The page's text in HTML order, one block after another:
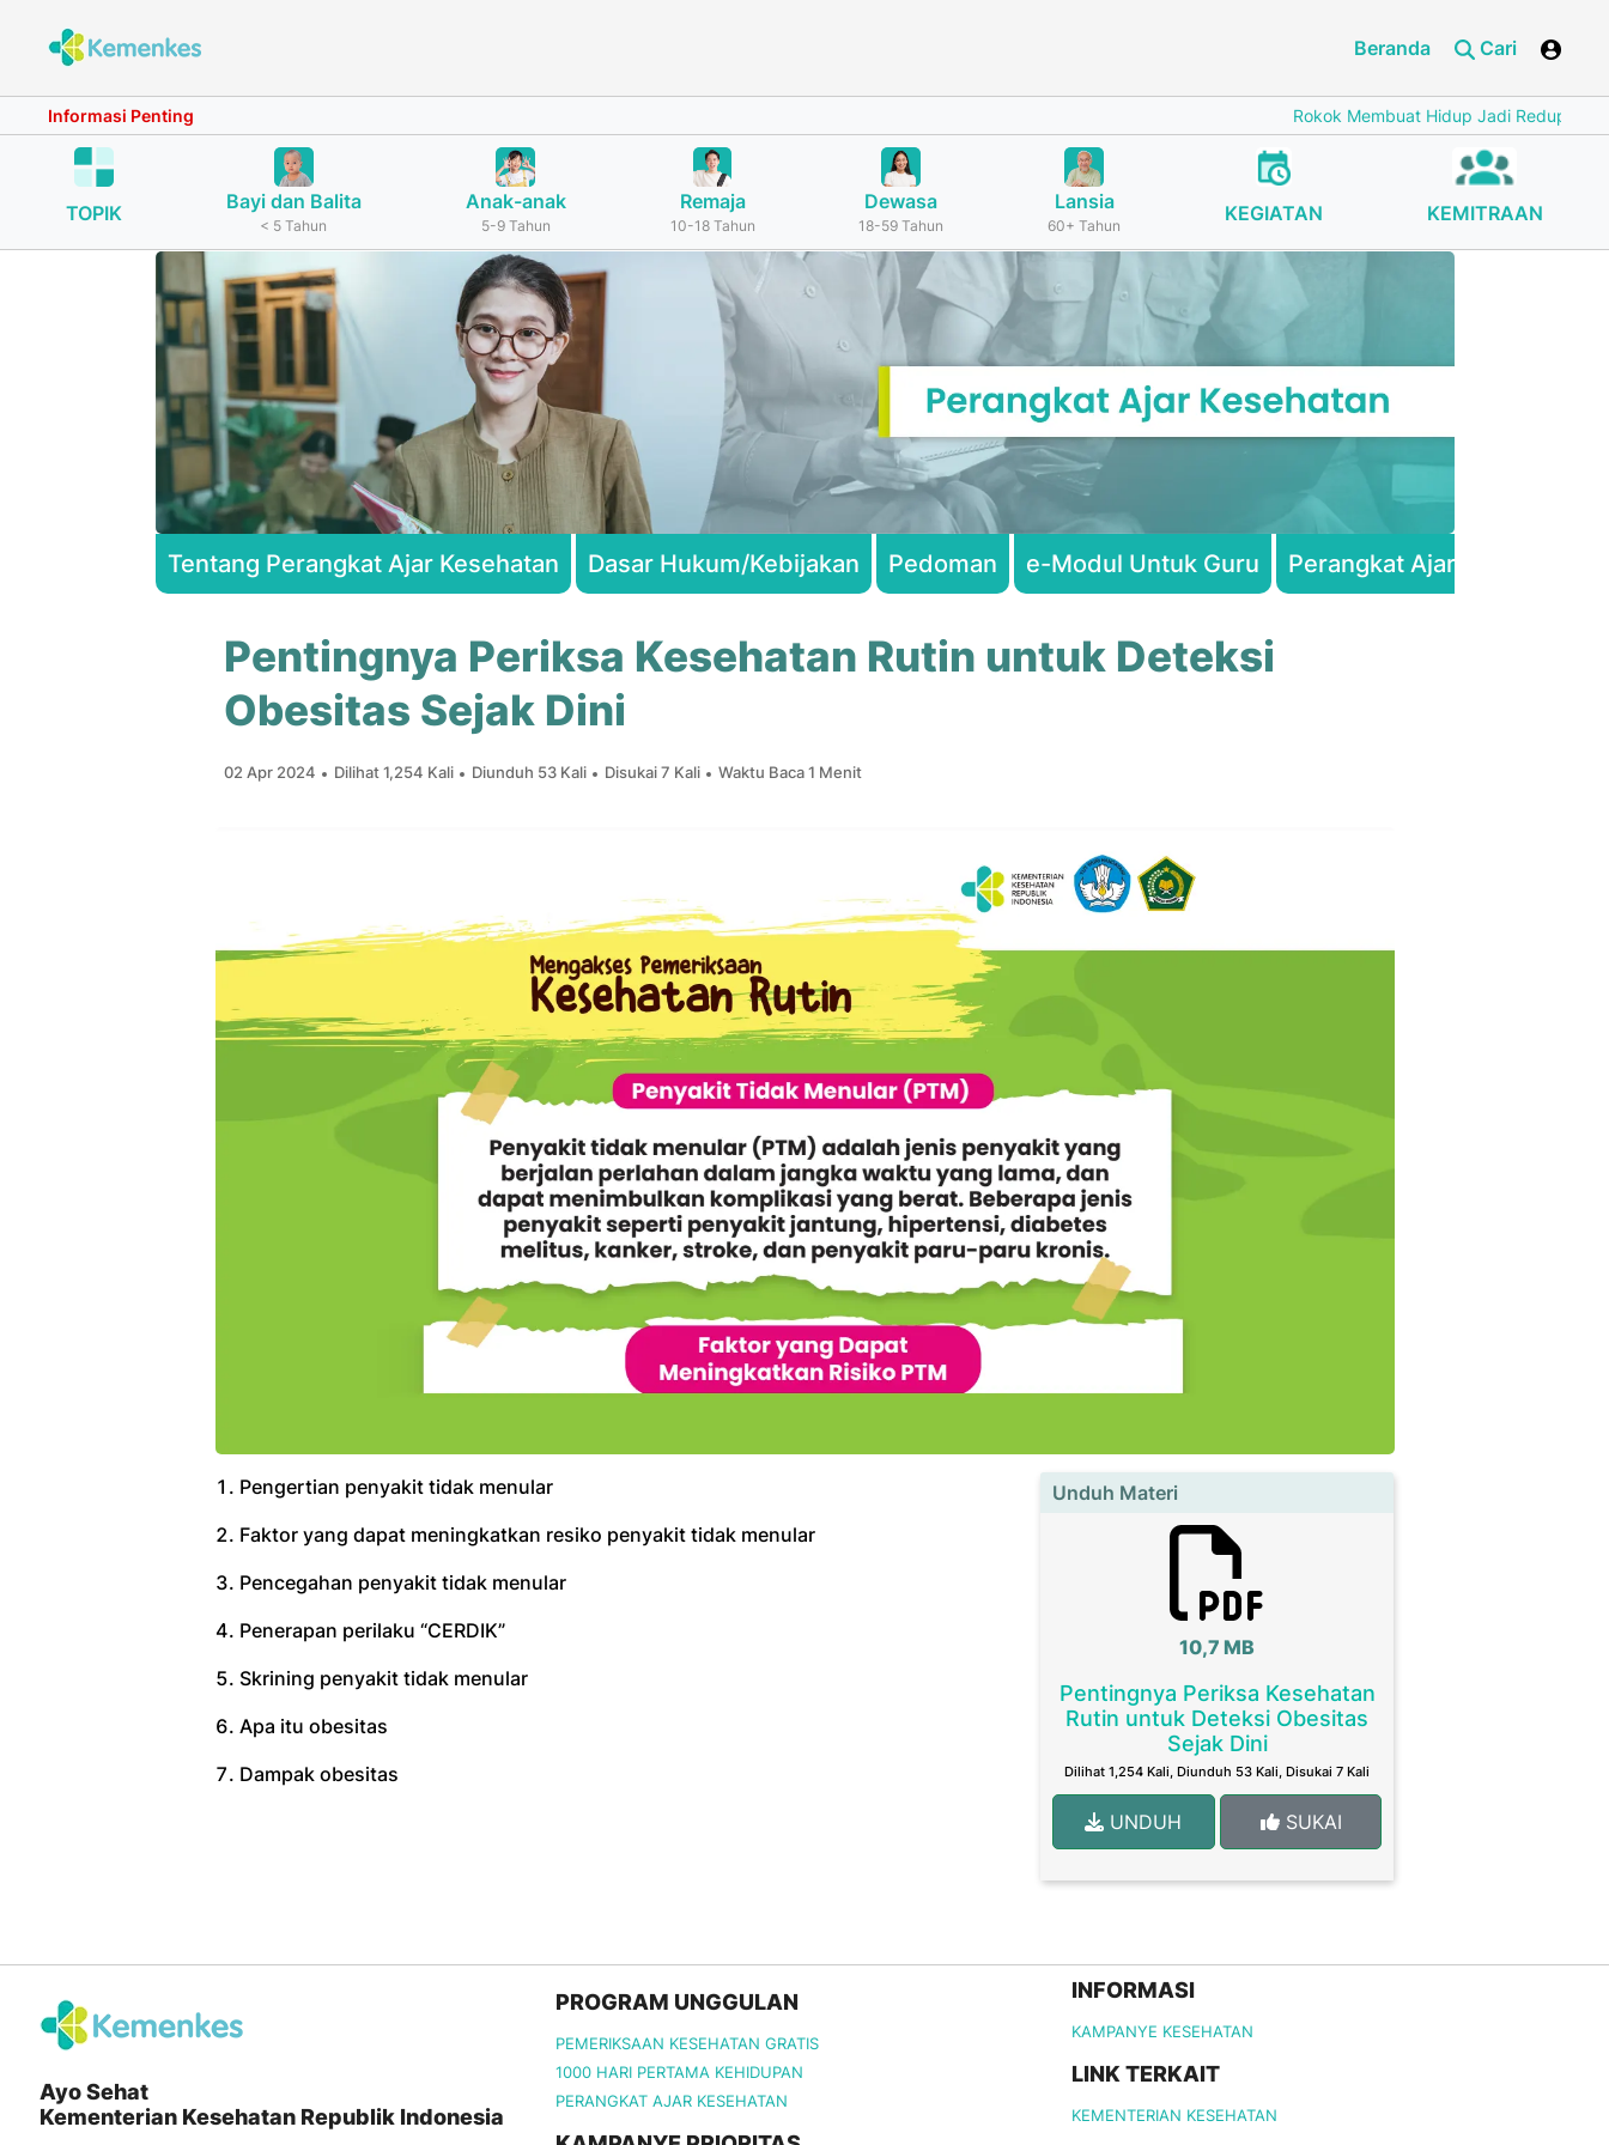
Beranda Cari
Informasi Penting Rokok Membuat Hidup Jadi Redup Cegah
TOPIK Bayi dan Balita
< 5 Tahun
Anak-anak
5-9 Tahun
Remaja
10-18 Tahun
Dewasa
18-59 Tahun
Lansia
60+ Tahun
KEGIATAN KEMITRAAN
Tentang Perangkat Ajar Kesehatan Dasar Hukum/Kebijakan Pedoman e-Modul Untuk Guru Perangkat Ajar Kesehatan
Pentingnya Periksa Kesehatan Rutin untuk Deteksi
Obesitas Sejak Dini
02 Apr 2024 Dilihat 1,254 Kali Diunduh 53 Kali Disukai 7 Kali Waktu Baca 1 Menit
Pengertian penyakit tidak menular
Faktor yang dapat meningkatkan resiko penyakit tidak menular
Pencegahan penyakit tidak menular
Penerapan perilaku “CERDIK”
Skrining penyakit tidak menular
Apa itu obesitas
Dampak obesitas
Unduh Materi
10,7 MB
Pentingnya Periksa Kesehatan
Rutin untuk Deteksi Obesitas
Sejak Dini
Dilihat 1,254 Kali, Diunduh 53 Kali, Disukai 7 Kali
UNDUH SUKAI
Ayo Sehat
Kementerian Kesehatan Republik Indonesia
PROGRAM UNGGULAN
PEMERIKSAAN KESEHATAN GRATIS
1000 HARI PERTAMA KEHIDUPAN
PERANGKAT AJAR KESEHATAN
INFORMASI
KAMPANYE KESEHATAN
LINK TERKAIT
KEMENTERIAN KESEHATAN